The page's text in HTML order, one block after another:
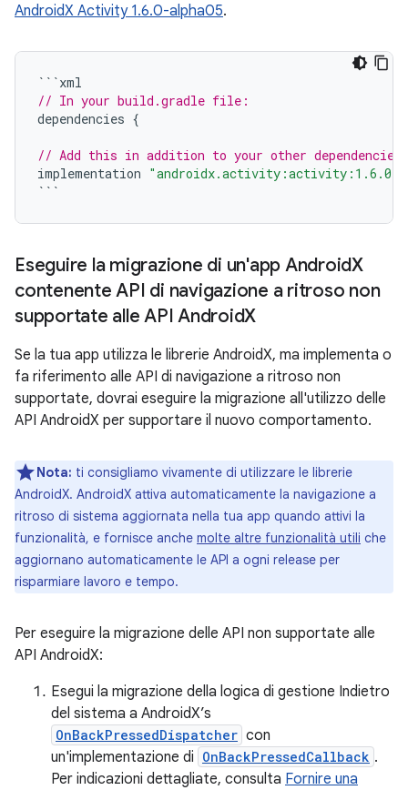
AndroidX Activity 1.6.0-alpha05.
```xml
// In your build.gradle file:
dependencies {
// Add this in addition to your other dependencies
implementation "androidx.activity:activity:1.6.0-
```
Eseguire la migrazione di un'app AndroidX
contenente API di navigazione a ritroso non
supportate alle API AndroidX
Se la tua app utilizza le librerie AndroidX, ma implementa o
fa riferimento alle API di navigazione a ritroso non
supportate, dovrai eseguire la migrazione all'utilizzo delle
API AndroidX per supportare il nuovo comportamento.
Nota: ti consigliamo vivamente di utilizzare le librerie
AndroidX. AndroidX attiva automaticamente la navigazione a
ritroso di sistema aggiornata nella tua app quando attivi la
funzionalità, e fornisce anche molte altre funzionalità utili che
aggiornano automaticamente le API a ogni release per
risparmiare lavoro e tempo.
Per eseguire la migrazione delle API non supportate alle
API AndroidX:
Esegui la migrazione della logica di gestione Indietro
del sistema a AndroidX’s
OnBackPressedDispatcher con
un'implementazione di OnBackPressedCallback .
Per indicazioni dettagliate, consulta Fornire una